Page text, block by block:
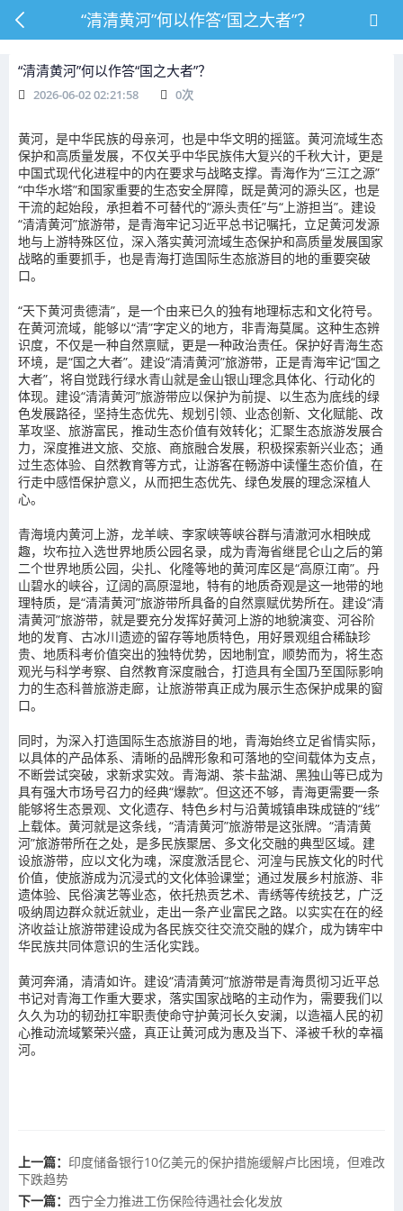
“清清黄河”何以作答“国之大者”？
“清清黄河”何以作答“国之大者”？
2026-06-02 02:21:58 0次
黄河，是中华民族的母亲河，也是中华文明的摇篮。黄河流域生态
保护和高质量发展，不仅关乎中华民族伟大复兴的千秋大计，更是
中国式现代化进程中的内在要求与战略支撑。青海作为“三江之源”
“中华水塔”和国家重要的生态安全屏障，既是黄河的源头区，也是
干流的起始段，承担着不可替代的“源头责任”与“上游担当”。建设
“清清黄河”旅游带，是青海牢记习近平总书记嘱托，立足黄河发源
地与上游特殊区位，深入落实黄河流域生态保护和高质量发展国家
战略的重要抓手，也是青海打造国际生态旅游目的地的重要突破
口。
“天下黄河贵德清”，是一个由来已久的独有地理标志和文化符号。
在黄河流域，能够以“清”字定义的地方，非青海莫属。这种生态辨
识度，不仅是一种自然禀赋，更是一种政治责任。保护好青海生态
环境，是“国之大者”。建设“清清黄河”旅游带，正是青海牢记“国之
大者”，将自觉践行绿水青山就是金山银山理念具体化、行动化的
体现。建设“清清黄河”旅游带应以保护为前提、以生态为底线的绿
色发展路径，坚持生态优先、规划引领、业态创新、文化赋能、改
革攻坚、旅游富民，推动生态价值有效转化；汇聚生态旅游发展合
力，深度推进文旅、交旅、商旅融合发展，积极探索新兴业态；通
过生态体验、自然教育等方式，让游客在畅游中读懂生态价值，在
行走中感悟保护意义，从而把生态优先、绿色发展的理念深植人
心。
青海境内黄河上游，龙羊峡、李家峡等峡谷群与清澈河水相映成
趣，坎布拉入选世界地质公园名录，成为青海省继昆仑山之后的第
二个世界地质公园，尖扎、化隆等地的黄河库区是“高原江南”。丹
山碧水的峡谷，辽阔的高原湿地，特有的地质奇观是这一地带的地
理特质，是“清清黄河”旅游带所具备的自然禀赋优势所在。建设“清
清黄河”旅游带，就是要充分发挥好黄河上游的地貌演变、河谷阶
地的发育、古冰川遗迹的留存等地质特色，用好景观组合稀缺珍
贵、地质科考价值突出的独特优势，因地制宜，顺势而为，将生态
观光与科学考察、自然教育深度融合，打造具有全国乃至国际影响
力的生态科普旅游走廊，让旅游带真正成为展示生态保护成果的窗
口。
同时，为深入打造国际生态旅游目的地，青海始终立足省情实际，
以具体的产品体系、清晰的品牌形象和可落地的空间载体为支点，
不断尝试突破，求新求实效。青海湖、茶卡盐湖、黑独山等已成为
具有强大市场号召力的经典“爆款”。但这还不够，青海更需要一条
能够将生态景观、文化遗存、特色乡村与沿黄城镇串珠成链的“线”
上载体。黄河就是这条线，“清清黄河”旅游带是这张牌。“清清黄
河”旅游带所在之处，是多民族聚居、多文化交融的典型区域。建
设旅游带，应以文化为魂，深度激活昆仑、河湟与民族文化的时代
价值，使旅游成为沉浸式的文化体验课堂；通过发展乡村旅游、非
遗体验、民俗演艺等业态，依托热贡艺术、青绣等传统技艺，广泛
吸纳周边群众就近就业，走出一条产业富民之路。以实实在在的经
济收益让旅游带建设成为各民族交往交流交融的媒介，成为铸牢中
华民族共同体意识的生活化实践。
黄河奔涌，清清如许。建设“清清黄河”旅游带是青海贯彻习近平总
书记对青海工作重大要求，落实国家战略的主动作为，需要我们以
久久为功的韧劲扛牢职责使命守护黄河长久安澜，以造福人民的初
心推动流域繁荣兴盛，真正让黄河成为惠及当下、泽被千秋的幸福
河。
上一篇： 印度储备银行10亿美元的保护措施缓解卢比困境，但难改
下跌趋势
下一篇： 西宁全力推进工伤保险待遇社会化发放